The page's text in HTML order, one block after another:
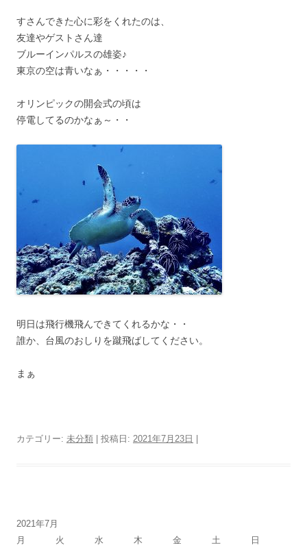
すさんできた心に彩をくれたのは、
友達やゲストさん達
ブルーインパルスの雄姿♪
東京の空は青いなぁ・・・・・
オリンピックの開会式の頃は
停電してるのかなぁ～・・
明日は飛行機飛んできてくれるかな・・
誰か、台風のおしりを蹴飛ばしてください。
まぁ
カテゴリー: 未分類 | 投稿日: 2021年7月23日
2021年7月
月
火 水 木 金 土
日